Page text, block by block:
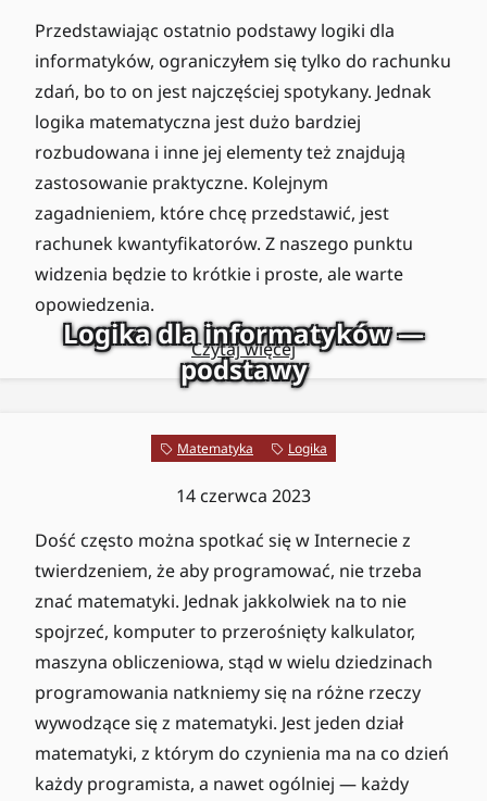
Przedstawiając ostatnio podstawy logiki dla
informatyków, ograniczyłem się tylko do rachunku
zdań, bo to on jest najczęściej spotykany. Jednak
logika matematyczna jest dużo bardziej
rozbudowana i inne jej elementy też znajdują
zastosowanie praktyczne. Kolejnym
zagadnieniem, które chcę przedstawić, jest
rachunek kwantyfikatorów. Z naszego punktu
widzenia będzie to krótkie i proste, ale warte
opowiedzenia.
Czytaj więcej
Logika dla informatyków —
podstawy
Matematyka Logika
14 czerwca 2023
Dość często można spotkać się w Internecie z
twierdzeniem, że aby programować, nie trzeba
znać matematyki. Jednak jakkolwiek na to nie
spojrzeć, komputer to przerośnięty kalkulator,
maszyna obliczeniowa, stąd w wielu dziedzinach
programowania natkniemy się na różne rzeczy
wywodzące się z matematyki. Jest jeden dział
matematyki, z którym do czynienia ma na co dzień
każdy programista, a nawet ogólniej — każdy